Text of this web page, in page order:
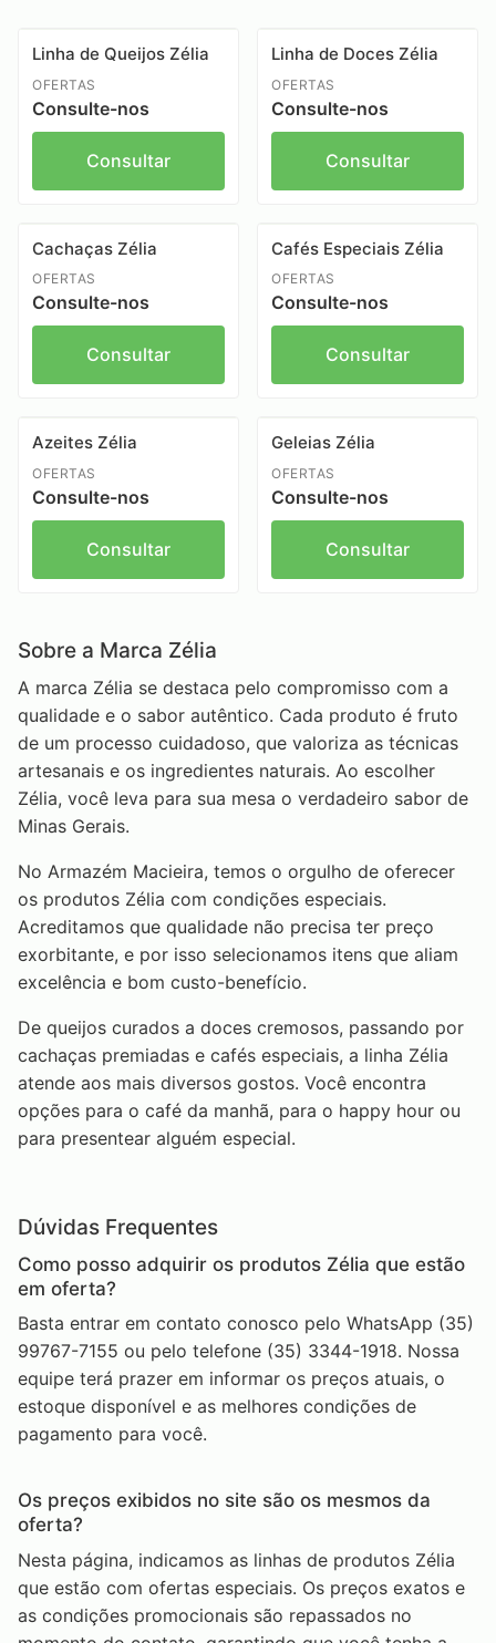
Linha de Queijos Zélia
OFERTAS
Consulte-nos
Consultar
Linha de Doces Zélia
OFERTAS
Consulte-nos
Consultar
Cachaças Zélia
OFERTAS
Consulte-nos
Consultar
Cafés Especiais Zélia
OFERTAS
Consulte-nos
Consultar
Azeites Zélia
OFERTAS
Consulte-nos
Consultar
Geleias Zélia
OFERTAS
Consulte-nos
Consultar
Sobre a Marca Zélia
A marca Zélia se destaca pelo compromisso com a
qualidade e o sabor autêntico. Cada produto é fruto
de um processo cuidadoso, que valoriza as técnicas
artesanais e os ingredientes naturais. Ao escolher
Zélia, você leva para sua mesa o verdadeiro sabor de
Minas Gerais.
No Armazém Macieira, temos o orgulho de oferecer
os produtos Zélia com condições especiais.
Acreditamos que qualidade não precisa ter preço
exorbitante, e por isso selecionamos itens que aliam
excelência e bom custo-benefício.
De queijos curados a doces cremosos, passando por
cachaças premiadas e cafés especiais, a linha Zélia
atende aos mais diversos gostos. Você encontra
opções para o café da manhã, para o happy hour ou
para presentear alguém especial.
Dúvidas Frequentes
Como posso adquirir os produtos Zélia que estão
em oferta?
Basta entrar em contato conosco pelo WhatsApp (35)
99767-7155 ou pelo telefone (35) 3344-1918. Nossa
equipe terá prazer em informar os preços atuais, o
estoque disponível e as melhores condições de
pagamento para você.
Os preços exibidos no site são os mesmos da
oferta?
Nesta página, indicamos as linhas de produtos Zélia
que estão com ofertas especiais. Os preços exatos e
as condições promocionais são repassados no